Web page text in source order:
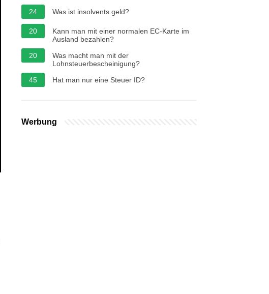
24
Was ist insolvents geld?
20
Kann man mit einer normalen EC-Karte im
Ausland bezahlen?
20
Was macht man mit der
Lohnsteuerbescheinigung?
45
Hat man nur eine Steuer ID?
Werbung